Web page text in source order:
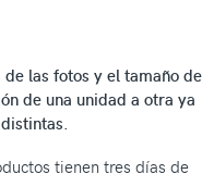
las fotos y el tamaño de
de una unidad a otra ya
tienen tres días de